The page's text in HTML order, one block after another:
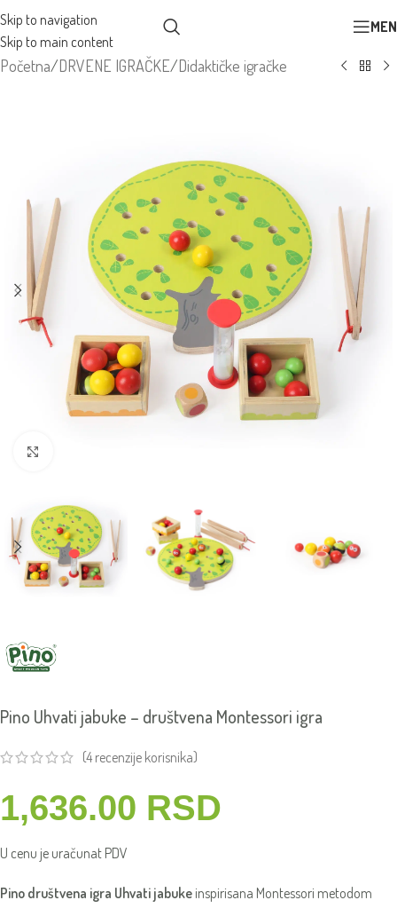
Skip to navigation
Skip to main content
Početna/DRVENE IGRAČKE/Didaktičke igračke
Pino Uhvati jabuke – društvena Montessori igra
(4 recenzije korisnika)
1,636.00 RSD
U cenu je uračunat PDV
Pino društvena igra Uhvati jabuke inspirisana Montessori metodom